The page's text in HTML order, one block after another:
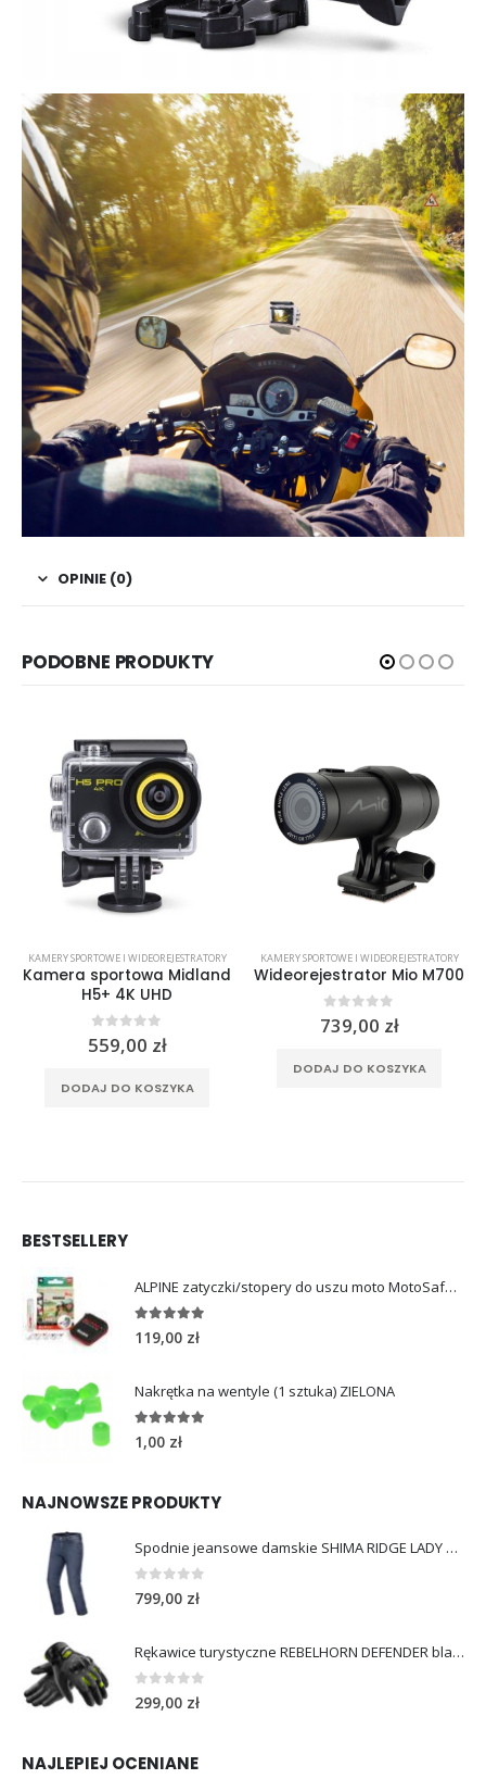
OPINIE (0)
PODOBNE PRODUKTY
KAMERY SPORTOWE I WIDEOREJESTRATORY
Kamera sportowa Midland
H5+ 4K UHD
0out of 5
559,00 zł
DODAJ DO KOSZYKA
KAMERY SPORTOWE I WIDEOREJESTRATORY
Wideorejestrator Mio M700
0out of 5
739,00 zł
DODAJ DO KOSZYKA
BESTSELLERY
ALPINE zatyczki/stopery do uszu moto MotoSafe Pro
out of 5
119,00 zł
Nakrętka na wentyle (1 sztuka) ZIELONA
out of 5
1,00 zł
NAJNOWSZE PRODUKTY
Spodnie jeansowe damskie SHIMA RIDGE LADY blue
0out of 5
799,00 zł
Rękawice turystyczne REBELHORN DEFENDER black yellow fluo
0 out of 5
299,00 zł
NAJLEPIEJ OCENIANE